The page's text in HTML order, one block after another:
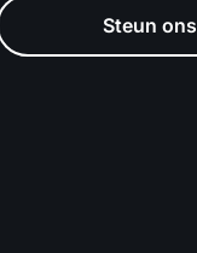
Steun ons